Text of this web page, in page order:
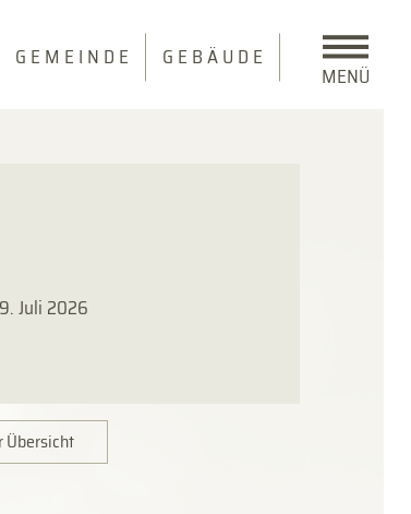
MENÜ
G E M E I N D E G E B Ä U D E
Juli 2026
Übersicht